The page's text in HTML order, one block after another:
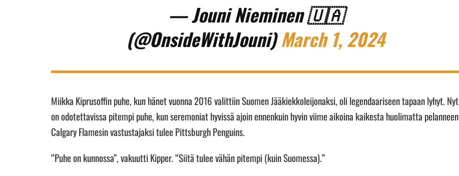
— Jouni Nieminen 🇺🇦
(@OnsideWithJouni)March 1, 2024
Miikka Kiprusoffin puhe, kun hänet vuonna 2016 valittiin Suomen Jääkiekkoleijonaksi, oli legendaariseen tapaan lyhyt. Nyt
on odotettavissa pitempi puhe, kun seremoniat hyvissä ajoin ennenkuin hyvin viime aikoina kaikesta huolimatta pelanneen
Calgary Flamesin vastustajaksi tulee Pittsburgh Penguins.
“Puhe on kunnossa”, vakuutti Kipper. “Siitä tulee vähän pitempi (kuin Suomessa).”